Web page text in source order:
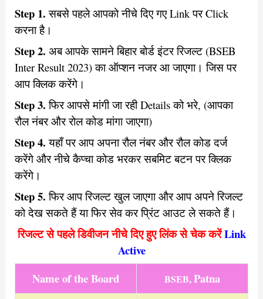
Step 1. सबसे पहले आपको नीचे दिए गए Link पर Click
करना है।
Step 2. अब आपके सामने बिहार बोर्ड इंटर रिजल्ट (BSEB
Inter Result 2023) का ऑप्शन नजर आ जाएगा। जिस पर
आप क्लिक करेंगे।
Step 3. फिर आपसे मांगी जा रही Details को भरे, (आपका
रौल नंबर और रोल कोड मांगा जाएगा)
Step 4. यहाँ पर आप अपना रौल नंबर और रौल कोड दर्ज
करेंगे और नीचे कैप्चा कोड भरकर सबमिट बटन पर क्लिक
करेंगे।
Step 5. फिर आप रिजल्ट खुल जाएगा और आप अपने रिजल्ट
को देख सकते हैं या फिर सेव कर प्रिंट आउट ले सकते हैं।
रिजल्ट से पहले डिवीजन नीचे दिए हुए लिंक से चेक करेंLink
Active
Name of the Board BSEB,Patna